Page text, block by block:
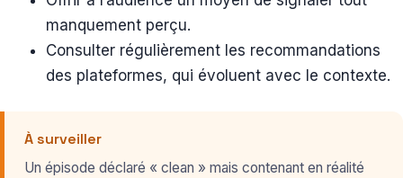
manquement perçu.
Consulter régulièrement les recommandations
des plateformes, qui évoluent avec le contexte.
À surveiller
Un épisode déclaré « clean » mais contenant en réalité